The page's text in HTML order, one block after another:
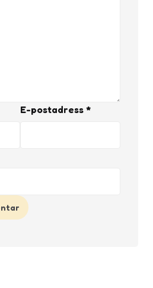
E-postadress *